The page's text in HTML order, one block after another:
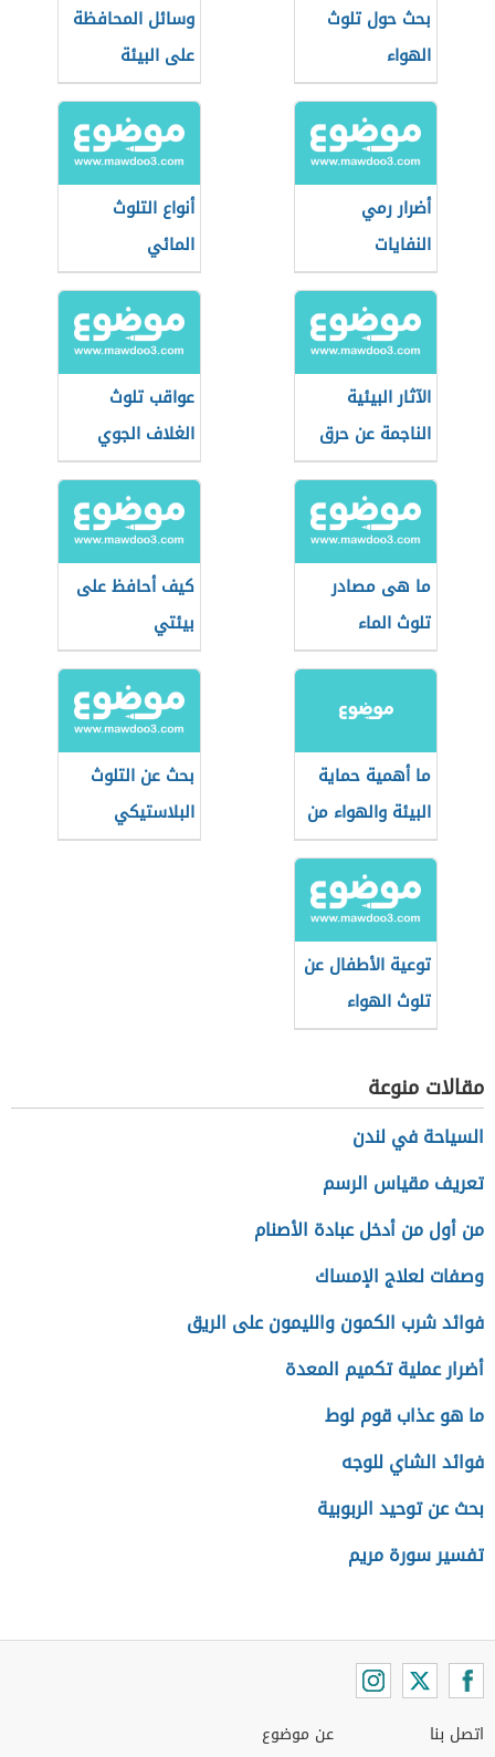
بحث حول تلوث
الهواء
وسائل المحافظة
على البيئة
أضرار رمي
النفايات
أنواع التلوث
المائي
الآثار البيئية
الناجمة عن حرق
الفحم الحجري
كوقود
عواقب تلوث
الغلاف الجوي
ما هى مصادر
تلوث الماء
والهواء
كيف أحافظ على
بيئتي
ما أهمية حماية
البيئة والهواء من
التلوث
بحث عن التلوث
البلاستيكي
توعية الأطفال عن
تلوث الهواء
مقالات منوعة
السياحة في لندن
تعريف مقياس الرسم
من أول من أدخل عبادة الأصنام
وصفات لعلاج الإمساك
فوائد شرب الكمون والليمون على الريق
أضرار عملية تكميم المعدة
ما هو عذاب قوم لوط
فوائد الشاي للوجه
بحث عن توحيد الربوبية
تفسير سورة مريم
اتصل بنا عن موضوع